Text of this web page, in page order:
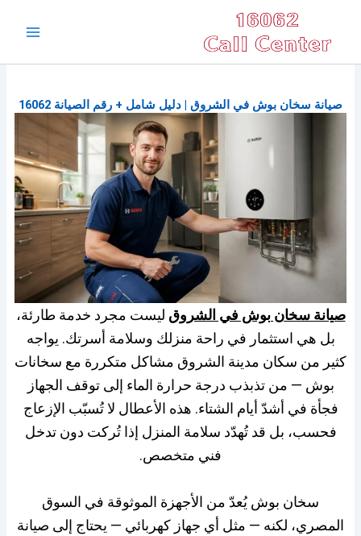
المحتوى
صيانة سخان بوش في الشروق | دليل شامل + رقم الصيانة 16062
صيانة سخان بوش في الشروق ليست مجرد خدمة طارئة،
بل هي استثمار في راحة منزلك وسلامة أسرتك. يواجه
كثير من سكان مدينة الشروق مشاكل متكررة مع سخانات
بوش — من تذبذب درجة حرارة الماء إلى توقف الجهاز
فجأة في أشدّ أيام الشتاء. هذه الأعطال لا تُسبّب الإزعاج
فحسب، بل قد تُهدّد سلامة المنزل إذا تُركت دون تدخل
فني متخصص.
سخان بوش يُعدّ من الأجهزة الموثوقة في السوق
المصري، لكنه — مثل أي جهاز كهربائي — يحتاج إلى صيانة